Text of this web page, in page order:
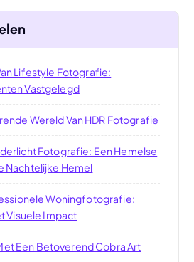
Lifestyle Fotografie:
Vastgelegd
Wereld Van HDR Fotografie
Fotografie: Een Hemelse
Nachtelijke Hemel
Woningfotografie:
Visuele Impact
Een Betoverend Cobra Art